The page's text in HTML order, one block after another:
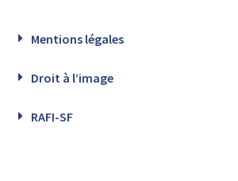
Mentions légales
Droit à l’image
RAFI-SF